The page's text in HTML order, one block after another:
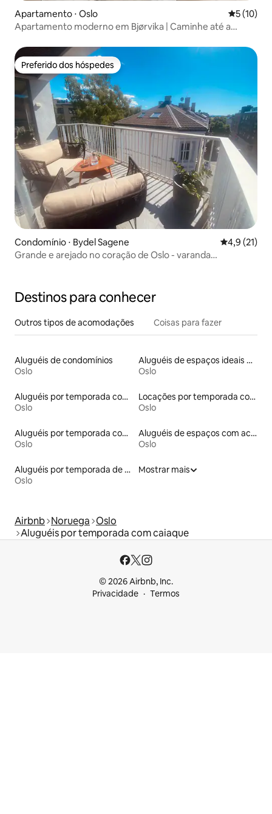
Apartamento ⋅ Oslo 5 de uma
5 (10)
Apartamento moderno em Bjørvika | Caminhe até a
Preferido dos hóspedes
Preferido dos hóspedes
Condomínio ⋅ Bydel Sagene 4,9 de uma
4,9 (21)
Grande e arejado no coração de Oslo - varanda
Destinos para conhecer
Outros tipos de acomodações Coisas para fazer
Aluguéis de condomínios
Oslo
Aluguéis de espaços ideais para famílias
Oslo
Aluguéis por temporada com banheira de hidromassagem
Oslo
Locações por temporada com piscina
Oslo
Aluguéis por temporada com suítes privativas
Oslo
Aluguéis de espaços com acesso direto a pistas de esqui
Oslo
Aluguéis por temporada de acomodações de luxo
Oslo
Mostrar mais
Airbnb Noruega Oslo
Aluguéis por temporada com caiaque
© 2026 Airbnb, Inc.
Privacidade
Termos